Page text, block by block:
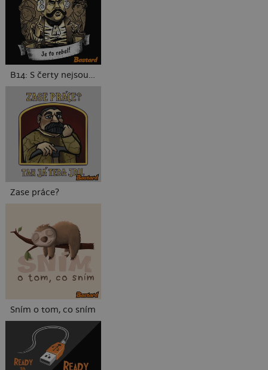
B14: S čerty nejsou žerty
Zase práce?
Sním o tom, co sním